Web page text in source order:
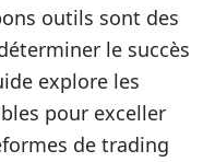
outils sont des
le succès
explore les
pour exceller
de trading